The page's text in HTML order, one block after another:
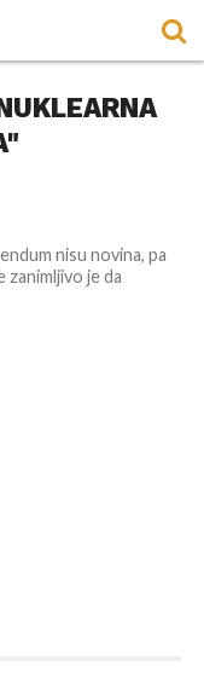
nisu novina, pa
zanimljivo je da